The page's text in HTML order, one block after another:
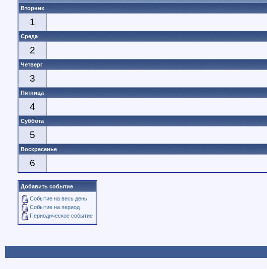
Вторник
1
Среда
2
Четверг
3
Пятница
4
Суббота
5
Воскресенье
6
Добавить событие
Событие на весь день
Событие на период
Периодическое событие